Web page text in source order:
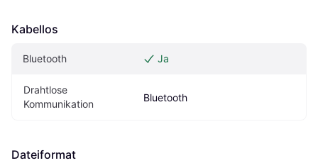
Kabellos
Bluetooth Ja
Drahtlose
Kommunikation
Bluetooth
Dateiformat